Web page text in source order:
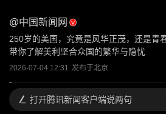
@中国新闻网
250岁的美国，究竟是风华正茂，还是青
带你了解美利坚合众国的繁华与隐忧
2026-07-04 12:31 发布于北京
打开腾讯新闻客户端说两句